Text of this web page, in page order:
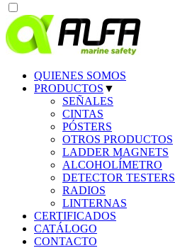
QUIENES SOMOS
PRODUCTOS ▼
SEÑALES
CINTAS
PÓSTERS
OTROS PRODUCTOS
LADDER MAGNETS
ALCOHOLÍMETRO
DETECTOR TESTERS
RADIOS
LINTERNAS
CERTIFICADOS
CATÁLOGO
CONTACTO